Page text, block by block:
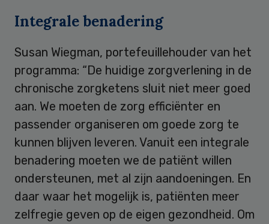
Integrale benadering
Susan Wiegman, portefeuillehouder van het
programma: “De huidige zorgverlening in de
chronische zorgketens sluit niet meer goed
aan. We moeten de zorg efficiënter en
passender organiseren om goede zorg te
kunnen blijven leveren. Vanuit een integrale
benadering moeten we de patiënt willen
ondersteunen, met al zijn aandoeningen. En
daar waar het mogelijk is, patiënten meer
zelfregie geven op de eigen gezondheid. Om